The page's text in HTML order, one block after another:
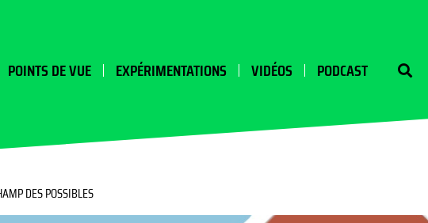
POINTS DE VUE EXPÉRIMENTATIONS VIDÉOS PODCAST
DES POSSIBLES